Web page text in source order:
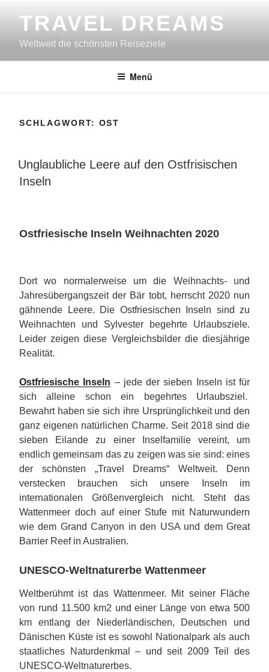
InhaltTRAVEL DREAMS
Weltweit die schönsten Reiseziele
Menü
SCHLAGWORT: OST
VERÖFFENTLICHT
AM
Unglaubliche Leere auf den Ostfrisischen
Inseln
Ostfriesische Inseln Weihnachten 2020
Dort wo normalerweise um die Weihnachts- und
Jahresübergangszeit der Bär tobt, herrscht 2020 nun
gähnende Leere. Die Ostfriesischen Inseln sind zu
Weihnachten und Sylvester begehrte Urlaubsziele.
Leider zeigen diese Vergleichsbilder die diesjährige
Realität.
Ostfriesische Inseln – jede der sieben Inseln ist für
sich alleine schon ein begehrtes Urlaubsziel.
Bewahrt haben sie sich ihre Ursprünglichkeit und den
ganz eigenen natürlichen Charme. Seit 2018 sind die
sieben Eilande zu einer Inselfamilie vereint, um
endlich gemeinsam das zu zeigen was sie sind: eines
der schönsten „Travel Dreams“ Weltweit. Denn
verstecken brauchen sich unsere Inseln im
internationalen Größenvergleich nicht. Steht das
Wattenmeer doch auf einer Stufe mit Naturwundern
wie dem Grand Canyon in den USA und dem Great
Barrier Reef in Australien.
UNESCO-Weltnaturerbe Wattenmeer
Weltberühmt ist das Wattenmeer. Mit seiner Fläche
von rund 11.500 km2 und einer Länge von etwa 500
km entlang der Niederländischen, Deutschen und
Dänischen Küste ist es sowohl Nationalpark als auch
staatliches Naturdenkmal – und seit 2009 Teil des
UNESCO-Weltnaturerbes.